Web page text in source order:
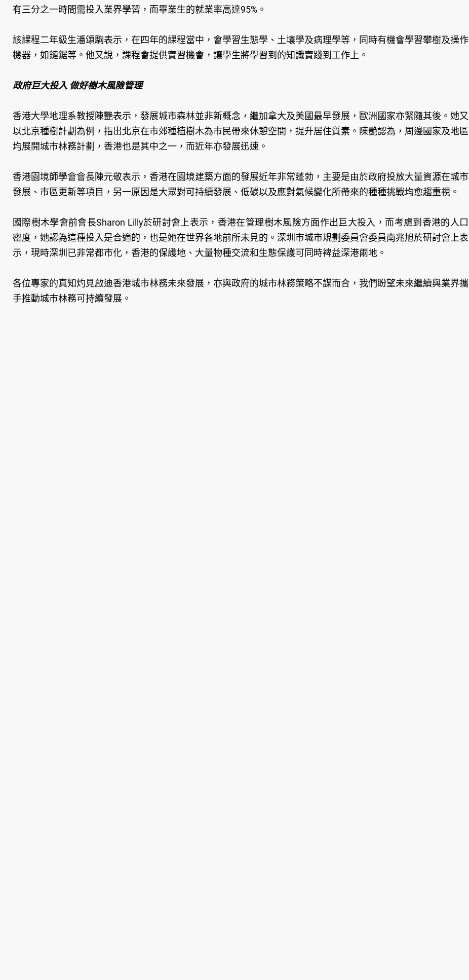
有三分之一時間需投入業界學習，而畢業生的就業率高達95%。
該課程二年級生潘頌駒表示，在四年的課程當中，會學習生態學、土壤學及病理學等，同時有機會學習攀樹及操作
機器，如鏈鋸等。他又說，課程會提供實習機會，讓學生將學習到的知識實踐到工作上。
政府巨大投入 做好樹木風險管理
香港大學地理系教授陳艷表示，發展城市森林並非新概念，繼加拿大及美國最早發展，歐洲國家亦緊隨其後。她又
以北京種樹計劃為例，指出北京在市郊種植樹木為市民帶來休憩空間，提升居住質素。陳艷認為，周邊國家及地區
均展開城市林務計劃，香港也是其中之一，而近年亦發展迅速。
香港園境師學會會長陳元敬表示，香港在園境建築方面的發展近年非常蓬勃，主要是由於政府投放大量資源在城市
發展、市區更新等項目，另一原因是大眾對可持續發展、低碳以及應對氣候變化所帶來的種種挑戰均愈趨重視。
國際樹木學會前會長Sharon Lilly於研討會上表示，香港在管理樹木風險方面作出巨大投入，而考慮到香港的人口
密度，她認為這種投入是合適的，也是她在世界各地前所未見的。深圳市城市規劃委員會委員南兆旭於研討會上表
示，現時深圳已非常都市化，香港的保護地、大量物種交流和生態保護可同時裨益深港兩地。
各位專家的真知灼見啟迪香港城市林務未來發展，亦與政府的城市林務策略不謀而合，我們盼望未來繼續與業界攜
手推動城市林務可持續發展。